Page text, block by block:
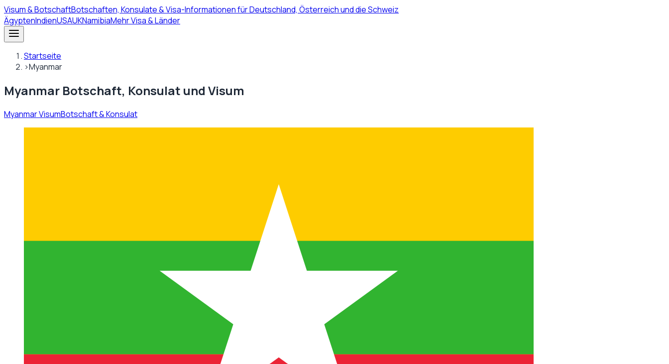
Visum& BotschaftBotschaften, Konsulate & Visa-Informationen für Deutschland, Österreich und die Schweiz
ÄgyptenIndienUSAUKNamibiaMehr Visa & Länder
Startseite
›Myanmar
Myanmar Botschaft, Konsulat und Visum
Myanmar VisumBotschaft & Konsulat